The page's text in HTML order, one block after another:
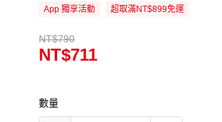
App 獨享活動 超取滿NT$899免運
NT$790
NT$711
數量